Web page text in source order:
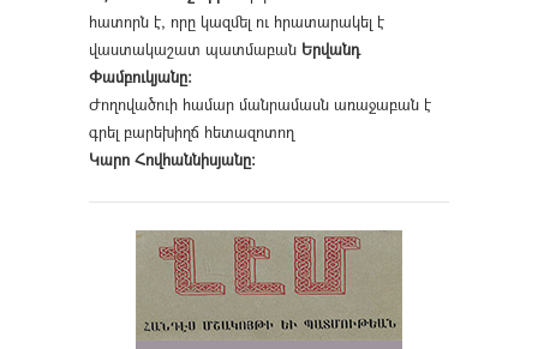
հատորն է, որը կազմել ու հրատարակել է
վաստակաշատ պատմաբան Երվանդ
Փամբուկյանը։
Ժողովածուի համար մանրամասն առաջաբան է
գրել բարեխիղճ հետազոտող
Կարո Հովհաննիսյանը։